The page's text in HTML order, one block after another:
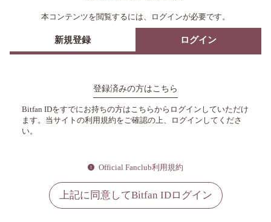
本コンテンツを閲覧するには、ログインが必要です。
新規登録 ログイン
登録済みの方はこちら
Bitfan IDをすでにお持ちの方はこちらからログインしていただけ
ます。 当サイトの利用規約をご確認の上、ログインしてくださ
い。
Official Fanclub利用規約
上記に同意してBitfan IDログイン